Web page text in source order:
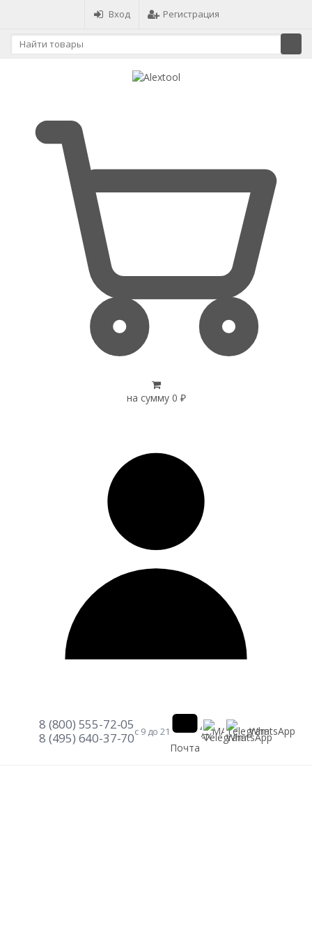
Вход Регистрация
на сумму 0 ₽
8 (800) 555-72-05
8 (495) 640-37-70с 9 до 21
Почта
MAXTelegramWhatsApp